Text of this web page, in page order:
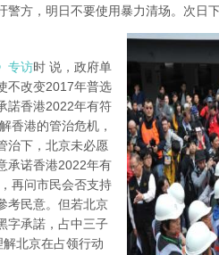
方，明日不要使用暴力清场。次日
专访时 说，政府单
不改变2017年普选
諾香港2022年有符
香港的管治危机，
治下，北京未必愿
承诺香港2022年有
再问市民会否支持
考民意。但若北京
字承諾，占中三子
北京在占领行动